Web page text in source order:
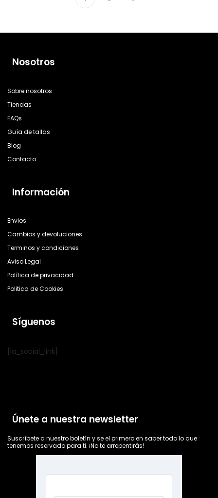
Nosotros
Sobre nosotros
Tiendas
FAQs
Guía de tallas
Blog
Contacto
Información
Envios
Cambios y devoluciones
Terminos y condiciones
Aviso Legal
Política de privacidad
Politica de Cookies
Síguenos
[la_social_link]
Únete a nuestra newsletter
Suscríbete a nuestro boletín y se el primero en saber todo lo que
tenemos reservado para ti. ¡No te arrepentirás!